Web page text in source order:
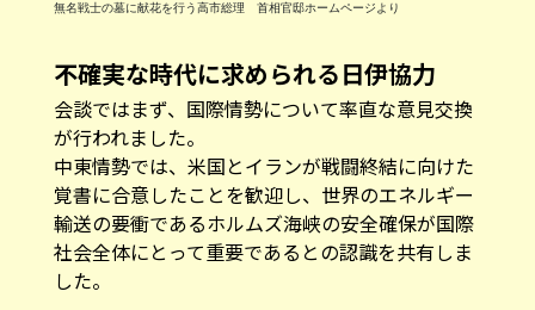
無名戦士の墓に献花を行う高市総理 首相官邸ホームページより
不確実な時代に求められる日伊協力
会談ではまず、国際情勢について率直な意見交換
が行われました。
中東情勢では、米国とイランが戦闘終結に向けた
覚書に合意したことを歓迎し、世界のエネルギー
輸送の要衝であるホルムズ海峡の安全確保が国際
社会全体にとって重要であるとの認識を共有しま
した。